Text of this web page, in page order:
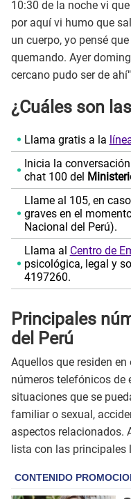
10:30 de la noche vi
por aquí vi humo que
un cuerpo, yo pensé
quemando. Ayer
cercano pudo ser de
¿Cuáles son
Llama gratis a la
Inicia la
chat 100 del
Llame al 105, en
graves en el
Nacional del Perú).
Llama al Centro de
psicológica, legal y
4197260.
Principales
del Perú
Aquellos que residen
números telefónicos de
situaciones que se
familiar o sexual,
aspectos relacionados.
lista con las principales